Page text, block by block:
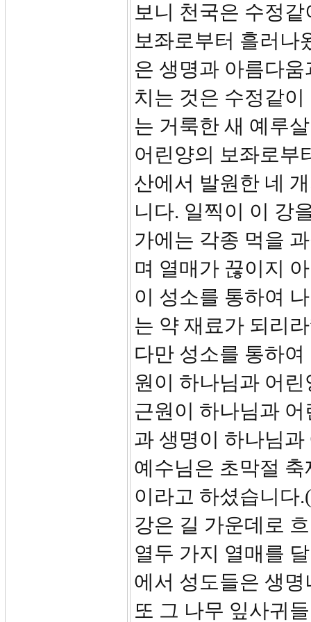
보니 천국은 수정
보좌로부터 흘러나
은 생명과 아름다
치는 것은 수정같
는 거룩한 새 예루
어린양의 보좌로부
산에서 발원한 네
니다. 일찍이 이 강
가에는 각종 먹을
며 열매가 끊이지
이 성소를 통하여
는 약 재료가 되리
다만 성소를 통하
원이 하나님과 어
근원이 하나님과
과 생명이 하나님
예수님은 초막절
이라고 하셨습니다
강은 길 가운데로
열두 가지 열매를
에서 성도들은 생
또 그 나무 잎사귀